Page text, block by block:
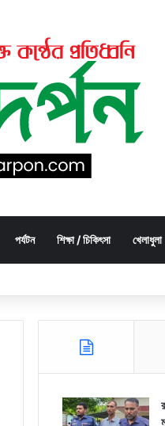
পর্যটন শিক্ষা / চিকিৎসা খেলাধুলা